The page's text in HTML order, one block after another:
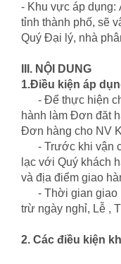
- Khu vực áp dụng:
tỉnh thành phố, sẽ
Quý Đại lý, nhà
III. NỘI DUNG
1.Điều kiện áp
- Để thực hiện
hành làm Đơn đăt
Đơn hàng cho NV
- Trước khi vận
lạc với Quý khách
và địa điểm giao
- Thời gian giao
trừ ngày nghỉ, Lễ ,
2. Các điều kiện